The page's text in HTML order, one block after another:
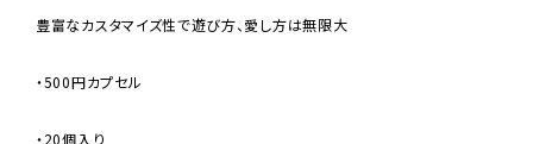
豊富なカスタマイズ性で遊び方、愛し方は無限大
・500円カプセル
・20個入り